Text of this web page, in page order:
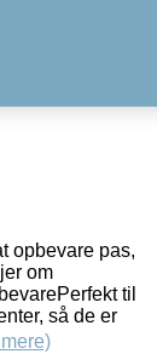
opbevare pas,
om
til
så de er